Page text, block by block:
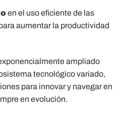
en el uso eficiente de las
aumentar la productividad
ampliado
tecnológico variado,
para innovar y navegar en
en evolución.